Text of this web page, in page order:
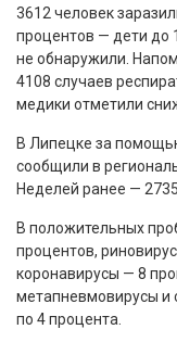
3612 человек
процентов — дети до
не обнаружили.
4108 случаев
медики отметили
В Липецке за
сообщили в
Неделей ранее —
В положительных
процентов,
коронавирусы — 8
метапневмовирусы и
по 4 процента.